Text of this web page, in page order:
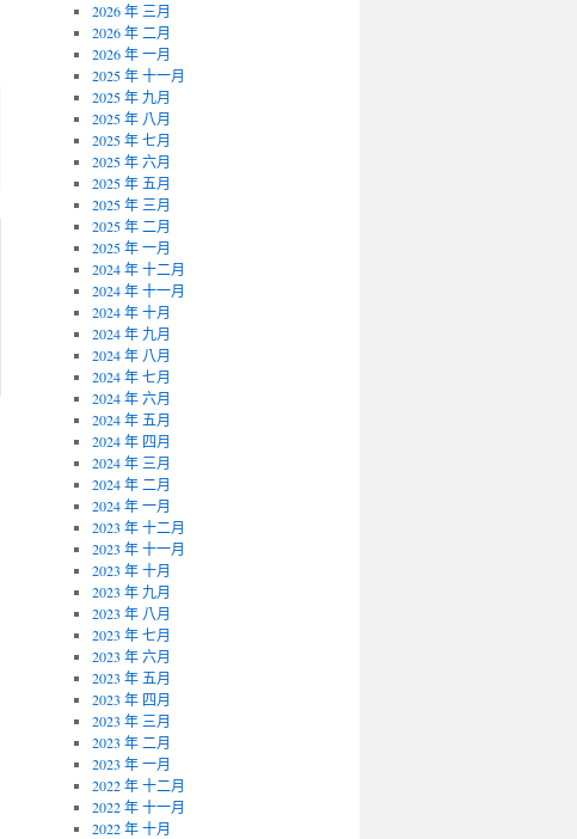
2026 年 三月
2026 年 二月
2026 年 一月
2025 年 十一月
2025 年 九月
2025 年 八月
2025 年 七月
2025 年 六月
2025 年 五月
2025 年 三月
2025 年 二月
2025 年 一月
2024 年 十二月
2024 年 十一月
2024 年 十月
2024 年 九月
2024 年 八月
2024 年 七月
2024 年 六月
2024 年 五月
2024 年 四月
2024 年 三月
2024 年 二月
2024 年 一月
2023 年 十二月
2023 年 十一月
2023 年 十月
2023 年 九月
2023 年 八月
2023 年 七月
2023 年 六月
2023 年 五月
2023 年 四月
2023 年 三月
2023 年 二月
2023 年 一月
2022 年 十二月
2022 年 十一月
2022 年 十月